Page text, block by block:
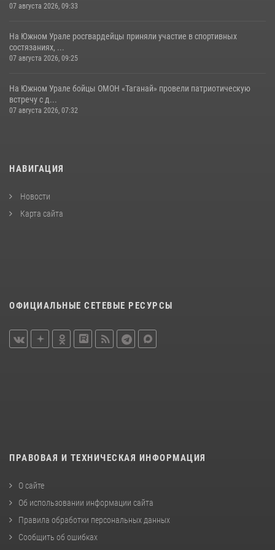
07 августа 2026, 09:33
На Южном Урале росгвардейцы приняли участие в спортивных
состязаниях, ...
07 августа 2026, 09:25
На Южном Урале бойцы ОМОН «Таганай» провели патриотическую
встречу с д...
07 августа 2026, 07:32
НАВИГАЦИЯ
Новости
Карта сайта
ОФИЦИАЛЬНЫЕ СЕТЕВЫЕ РЕСУРСЫ
ПРАВОВАЯ И ТЕХНИЧЕСКАЯ ИНФОРМАЦИЯ
О сайте
Об использовании информации сайта
Правила обработки персональных данных
Сообщить об ошибках